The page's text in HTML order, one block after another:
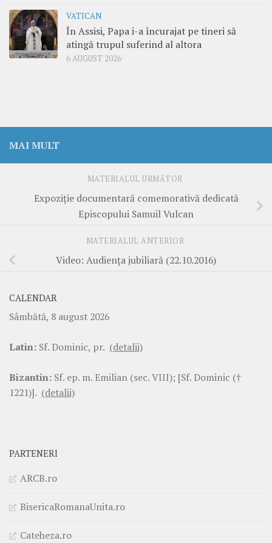
VATICAN
În Assisi, Papa i-a încurajat pe tineri să
atingă trupul suferind al altora
6 AUGUST 2026
MAI MULT
MATERIALUL URMĂTOR
Expoziție documentară comemorativă dedicată
Episcopului Samuil Vulcan
MATERIALUL ANTERIOR
Video: Audiența jubiliară (22.10.2016)
CALENDAR
Sâmbătă, 8 august 2026
Latin: Sf. Dominic, pr. (detalii)
Bizantin: Sf. ep. m. Emilian (sec. VIII); [Sf. Dominic (†
1221)]. (detalii)
PARTENERI
ARCB.ro
BisericaRomanaUnita.ro
Cateheza.ro